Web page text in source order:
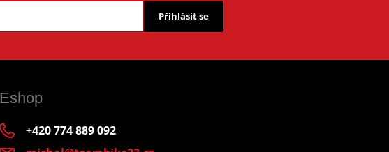
Přihlásit se
Eshop
+420 774 889 092